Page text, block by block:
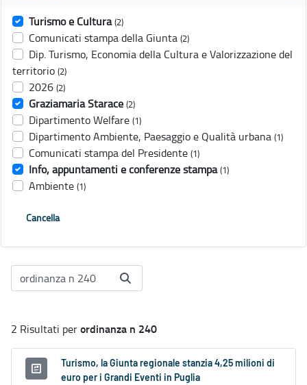
Turismo e Cultura (2)
Comunicati stampa della Giunta (2)
Dip. Turismo, Economia della Cultura e Valorizzazione del
territorio (2)
2026 (2)
Graziamaria Starace (2)
Dipartimento Welfare (1)
Dipartimento Ambiente, Paesaggio e Qualità urbana (1)
Comunicati stampa del Presidente (1)
Info, appuntamenti e conferenze stampa (1)
Ambiente (1)
Cancella
2 Risultati perordinanza n 240
Turismo, la Giunta regionale stanzia 4,25 milioni di
euro per i Grandi Eventi in Puglia